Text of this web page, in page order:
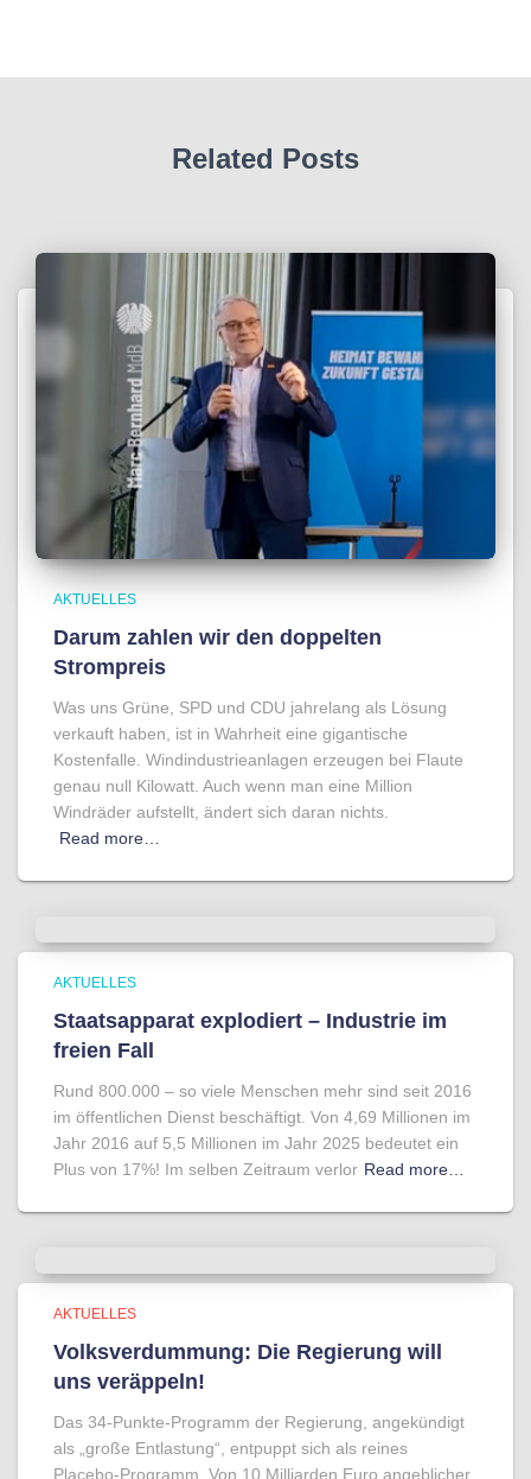
Related Posts
AKTUELLES
Darum zahlen wir den doppelten
Strompreis
Was uns Grüne, SPD und CDU jahrelang als Lösung
verkauft haben, ist in Wahrheit eine gigantische
Kostenfalle. Windindustrieanlagen erzeugen bei Flaute
genau null Kilowatt. Auch wenn man eine Million
Windräder aufstellt, ändert sich daran nichts.
Read more…
AKTUELLES
Staatsapparat explodiert – Industrie im
freien Fall
Rund 800.000 – so viele Menschen mehr sind seit 2016
im öffentlichen Dienst beschäftigt. Von 4,69 Millionen im
Jahr 2016 auf 5,5 Millionen im Jahr 2025 bedeutet ein
Plus von 17%! Im selben Zeitraum verlor Read more…
AKTUELLES
Volksverdummung: Die Regierung will
uns veräppeln!
Das 34-Punkte-Programm der Regierung, angekündigt
als „große Entlastung“, entpuppt sich als reines
Placebo-Programm. Von 10 Milliarden Euro angeblicher